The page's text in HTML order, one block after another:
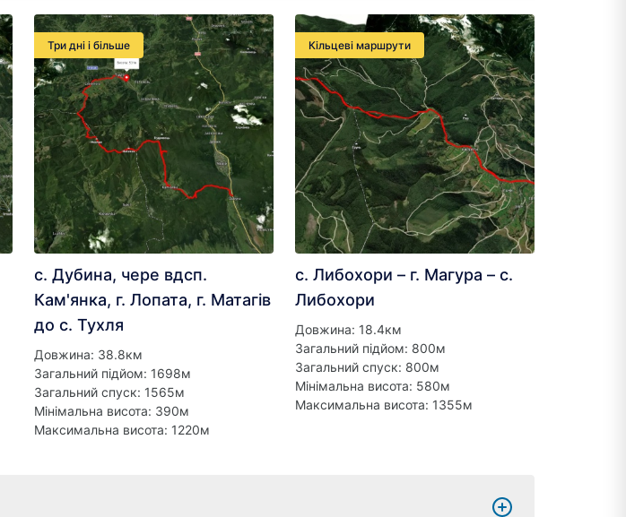
Три дні і більше
с. Дубина, чере вдсп.
Кам'янка, г. Лопата, г. Матагів
до с. Тухля
Довжина: 38.8км
Загальний підйом: 1698м
Загальний спуск: 1565м
Мінімальна висота: 390м
Максимальна висота: 1220м
Кільцеві маршрути
с. Либохори – г. Магура – с.
Либохори
Довжина: 18.4км
Загальний підйом: 800м
Загальний спуск: 800м
Мінімальна висота: 580м
Максимальна висота: 1355м